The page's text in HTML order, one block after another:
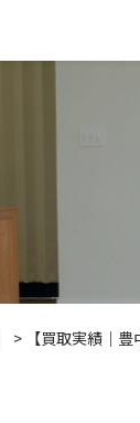
> 【買取実績｜